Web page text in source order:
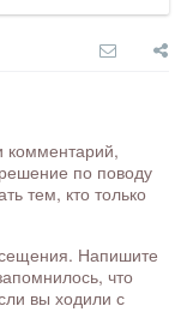
комментарий,
по поводу
тем, кто только
Напишите
что
вы ходили с